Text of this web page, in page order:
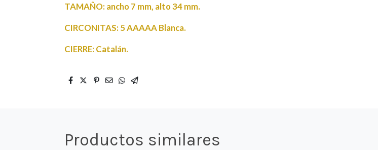
TAMAÑO: ancho 7 mm, alto 34 mm.
CIRCONITAS: 5 AAAAA Blanca.
CIERRE: Catalán.
Productos similares